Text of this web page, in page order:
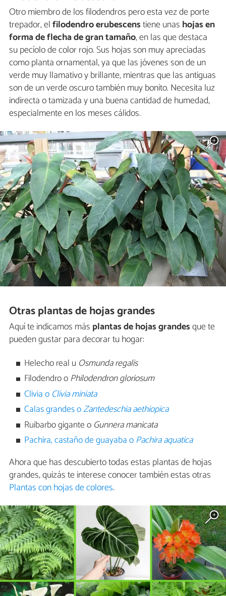
Otro miembro de los filodendros pero esta vez de porte
trepador, elfilodendro erubescenstiene unas hojas en
forma de flecha de gran tamaño, en las que destaca
su pecíolo de color rojo. Sus hojas son muy apreciadas
como planta ornamental, ya que las jóvenes son de un
verde muy llamativo y brillante, mientras que las antiguas
son de un verde oscuro también muy bonito. Necesita luz
indirecta o tamizada y una buena cantidad de humedad,
especialmente en los meses cálidos.
Otras plantas de hojas grandes
Aquí te indicamos más plantas de hojas grandesque te
pueden gustar para decorar tu hogar:
Helecho real u Osmunda regalis
Filodendro oPhilodendron gloriosum
Clivia o Clivia miniata
Calas grandes oZantedeschia aethiopica
Ruibarbo gigante o Gunnera manicata
Pachira, castaño de guayaba oPachira aquatica
Ahora que has descubierto todas estas plantas de hojas
grandes, quizás te interese conocer también estas otras
Plantas con hojas de colores.